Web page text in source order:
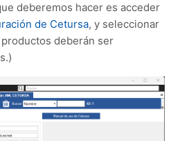
deberemos hacer es acceder
de Cetursa, y seleccionar
deberán ser